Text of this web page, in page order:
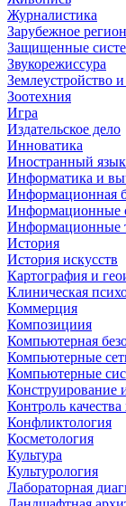
Журналистика
Зарубежное
Защищенные
Звукорежиссура
Землеустройство
Зоотехния
Игра
Издательское дело
Инноватика
Иностранный язык
Информатика и
Информационная
Информационные
Информационные
История
История искусств
Картография и
Клиническая
Коммерция
Композициия
Компьютерная
Компьютерные
Компьютерные
Конструирование
Контроль
Конфликтология
Косметология
Культура
Культурология
Лабораторная